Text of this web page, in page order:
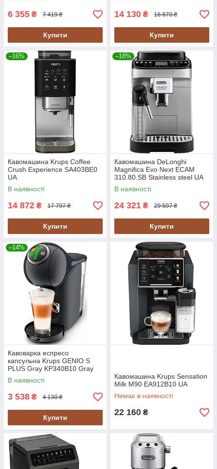
6 355 ₴ 7 419 ₴
Купити
14 130 ₴ 16 870 ₴
Купити
–16%
Кавомашина Krups Coffee
Crush Experience SA403BE0
UA
В наявності
14 872 ₴ 17 797 ₴
Купити
–18%
Кавомашина DeLonghi
Magnifica Evo Next ECAM
310.80.SB Stainless steel UA
В наявності
24 321 ₴ 29 597 ₴
Купити
–14%
Кавоварка еспресо
капсульна Krups GENIO S
PLUS Gray KP340B10 Gray
UA
В наявності
3 538 ₴ 4 130 ₴
Купити
Кавомашина Krups Sensation
Milk M90 EA912B10 UA
Немає в наявності
22 160 ₴